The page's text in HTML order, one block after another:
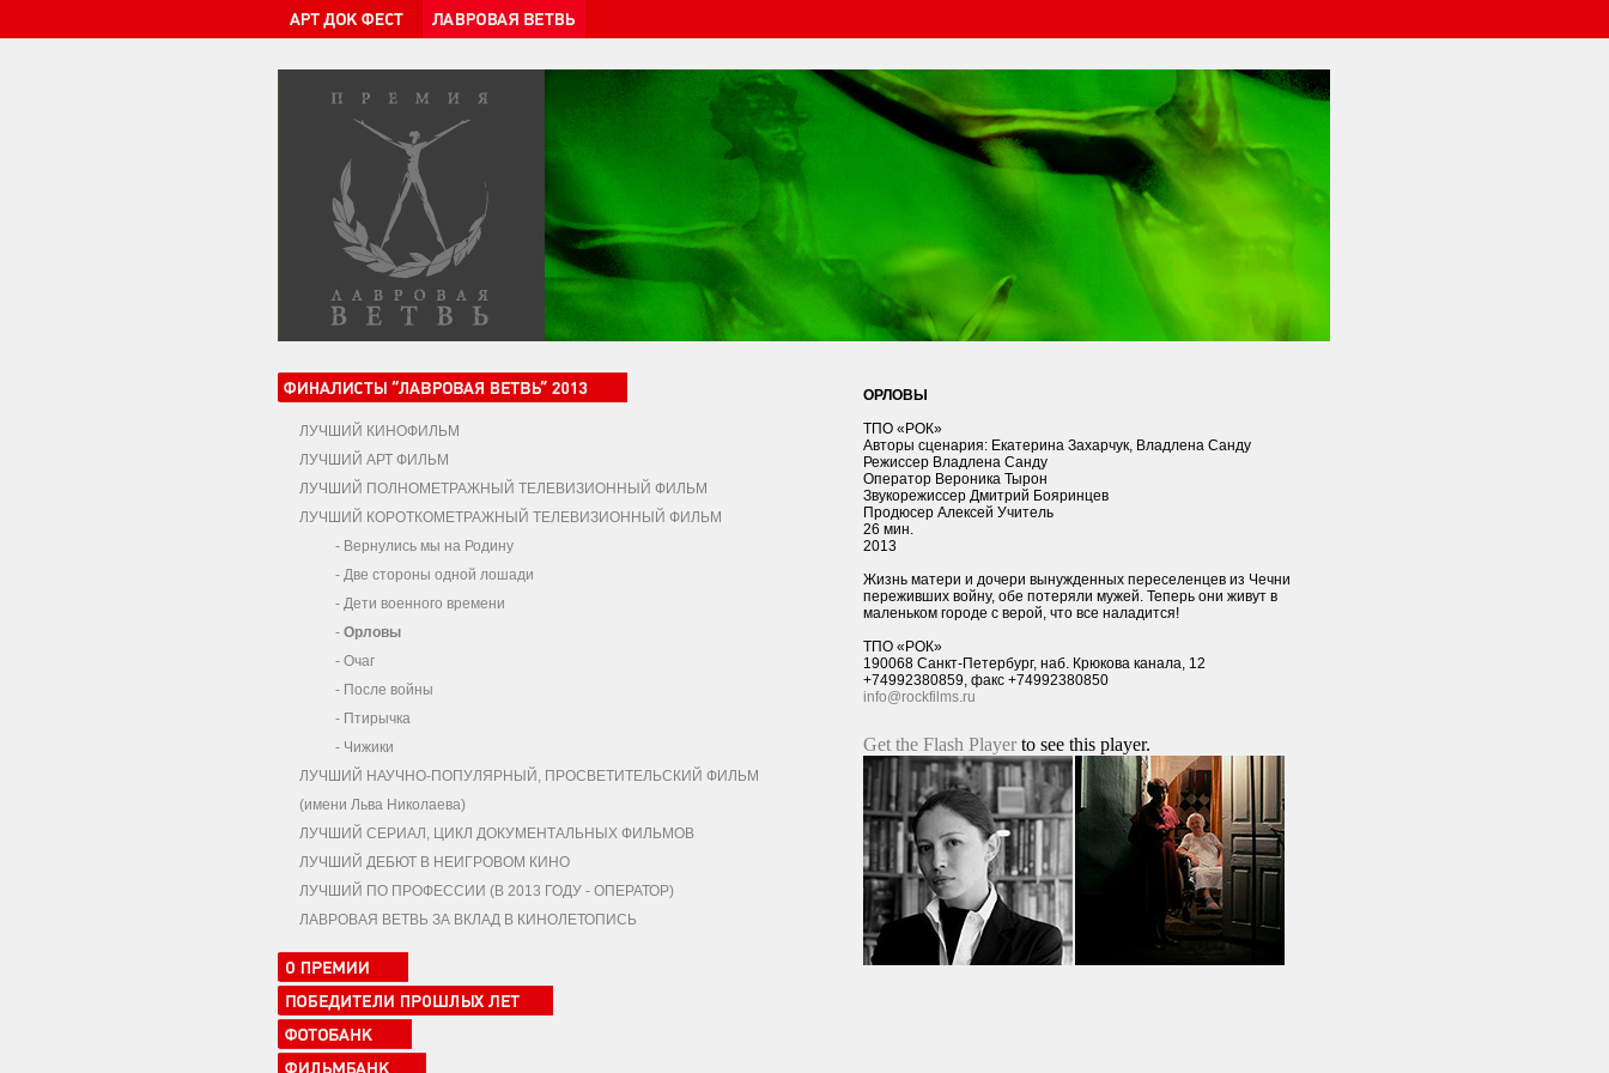
ЛУЧШИЙ КИНОФИЛЬМ
ЛУЧШИЙ АРТ ФИЛЬМ
ЛУЧШИЙ ПОЛНОМЕТРАЖНЫЙ ТЕЛЕВИЗИОННЫЙ ФИЛЬМ
ЛУЧШИЙ КОРОТКОМЕТРАЖНЫЙ ТЕЛЕВИЗИОННЫЙ ФИЛЬМ
- Вернулись мы на Родину
- Две стороны одной лошади
- Дети военного времени
- Орловы
- Очаг
- После войны
- Птирычка
- Чижики
ЛУЧШИЙ НАУЧНО-ПОПУЛЯРНЫЙ, ПРОСВЕТИТЕЛЬСКИЙ ФИЛЬМ
(имени Льва Николаева)
ЛУЧШИЙ СЕРИАЛ, ЦИКЛ ДОКУМЕНТАЛЬНЫХ ФИЛЬМОВ
ЛУЧШИЙ ДЕБЮТ В НЕИГРОВОМ КИНО
ЛУЧШИЙ ПО ПРОФЕССИИ (В 2013 ГОДУ - ОПЕРАТОР)
ЛАВРОВАЯ ВЕТВЬ ЗА ВКЛАД В КИНОЛЕТОПИСЬ
ОРЛОВЫ
ТПО «РОК»
Авторы сценария: Екатерина Захарчук, Владлена Санду
Режиссер Владлена Санду
Оператор Вероника Тырон
Звукорежиссер Дмитрий Бояринцев
Продюсер Алексей Учитель
26 мин.
2013
Жизнь матери и дочери вынужденных переселенцев из Чечни
переживших войну, обе потеряли мужей. Теперь они живут в
маленьком городе с верой, что все наладится!
ТПО «РОК»
190068 Санкт-Петербург, наб. Крюкова канала, 12
+74992380859, факс +74992380850
info@rockfilms.ru
Get the Flash Player to see this player.